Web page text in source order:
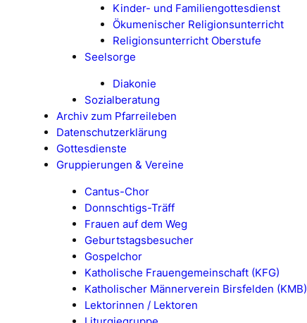
Kinder- und Familiengottesdienst
Ökumenischer Religionsunterricht
Religionsunterricht Oberstufe
Seelsorge
Diakonie
Sozialberatung
Archiv zum Pfarreileben
Datenschutzerklärung
Gottesdienste
Gruppierungen & Vereine
Cantus-Chor
Donnschtigs-Träff
Frauen auf dem Weg
Geburtstagsbesucher
Gospelchor
Katholische Frauengemeinschaft (KFG)
Katholischer Männerverein Birsfelden (KMB)
Lektorinnen / Lektoren